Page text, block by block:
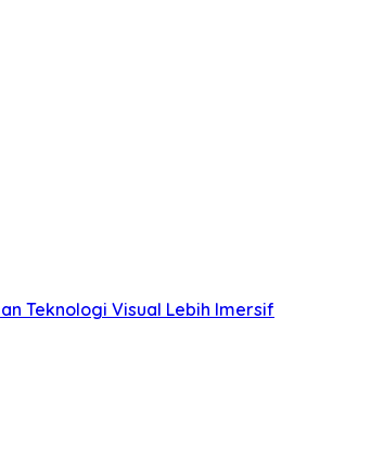
Teknologi Visual Lebih Imersif